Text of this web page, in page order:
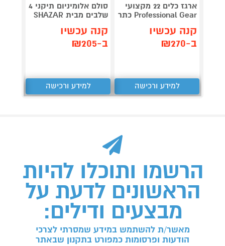
ארגז כלים 22 מקצועי
Professional Gear כתר
קנה עכשיו
ב-₪270
למידע ורכישה
סולם אלומיניום תיקני 4
שלבים מבית SHAZAR
קנה עכשיו
ב-₪205
למידע ורכישה
הרשמו ותוכלו להיות
הראשונים לדעת על
מבצעים ודילים:
מאשר/ת להשתמש במידע שמסרתי לצרכי
הודעות ופרסומות כמפורט בתקנון שבאתר